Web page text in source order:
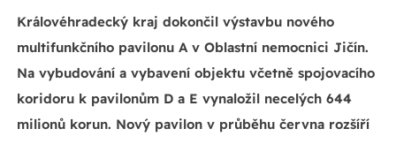
Královéhradecký kraj dokončil výstavbu nového
multifunkčního pavilonu A v Oblastní nemocnici Jičín.
Na vybudování a vybavení objektu včetně spojovacího
koridoru k pavilonům D a E vynaložil necelých 644
milionů korun. Nový pavilon v průběhu června rozšíří